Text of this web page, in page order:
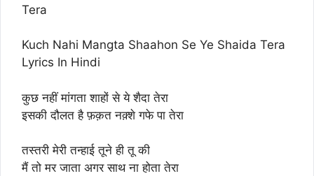
Tera
Kuch Nahi Mangta Shaahon Se Ye Shaida Tera
Lyrics In Hindi
कुछ नहीं मांगता शाहों से ये शैदा तेरा
इसकी दौलत है फ़क़त नक़्शे गफे पा तेरा
तस्तरी मेरी तन्हाई तूने ही तू की
मैं तो मर जाता अगर साथ ना होता तेरा